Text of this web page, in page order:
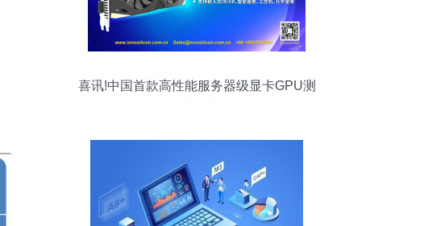
喜讯!中国首款高性能服务器级显卡GPU测